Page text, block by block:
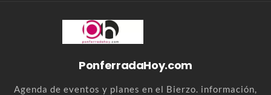
PonferradaHoy.com
Agenda de eventos y planes en el Bierzo. información,